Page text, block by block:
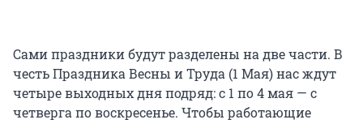
Сами праздники будут разделены на две части. В
честь Праздника Весны и Труда (1 Мая) нас ждут
четыре выходных дня подряд: с 1 по 4 мая — с
четверга по воскресенье. Чтобы работающие